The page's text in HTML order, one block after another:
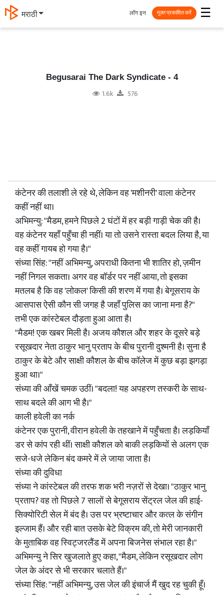
मराठी ☰
लॉग इन मुक्त प्रकाशित करें
Begusarai The Dark Syndicate - 4
1.6k 576
कंटेनर की तलाशी ले रहे थे, लेकिन वह 'मशीनरी' वाला कंटेनर
कहीं नहीं था।
अभिमन्यु: "मैडम, हमने पिछले 2 घंटों में हर बड़ी गाड़ी चेक की है।
वह कंटेनर यहाँ पहुँचा ही नहीं। या तो उसने रास्ता बदल लिया है, या
वह कहीं गायब हो गया है।"
संध्या सिंह: "नहीं अभिमन्यु, अपराधी कितना भी शातिर हो, ज़मीन
नहीं निगल सकता। अगर वह बॉर्डर पर नहीं आया, तो इसका
मतलब है कि वह 'लोकल' किसी की शरण में गया है। बेगूसराय के
आसपास ऐसी कौन सी जगह है जहाँ पुलिस का जाना मना है?"
तभी एक कांस्टेबल दौड़ता हुआ आता है।
"मैडम! एक खबर मिली है। अजय कौशल और शहर के दूसरे बड़े
रसूखदार नेता ठाकुर भानु प्रताप के बीच पुरानी दुश्मनी है। सुना है
ठाकुर के बेटे और साक्षी कौशल के बीच कॉलेज में कुछ बड़ा झगड़ा
हुआ था।"
संध्या की आँखें चमक उठीं। "बदला! यह अपहरण तस्करी के साथ-
साथ बदले की आग भी है।"
काली हवेली का नर्क
कंटेनर एक पुरानी, वीरान हवेली के तहखाने में पहुँचता है। लड़कियाँ
डर से कांप रही थीं। साक्षी कौशल को बाकी लड़कियों से अलग एक
सजे-धजे लेकिन बंद कमरे में ले जाया जाता है।
संध्या की दुविधा
संध्या ने कांस्टेबल की तरफ शक भरी नज़रों से देखा। "ठाकुर भानु
प्रताप? वह तो पिछले 7 सालों से बेगूसराय सेंट्रल जेल की हाई-
सिक्योरिटी सेल में बंद है। उस पर भ्रष्टाचार और कत्ल के संगीन
इल्जाम हैं। और रही बात उसके बेटे विक्रम की, तो मेरी जानकारी
के मुताबिक वह स्विट्जरलैंड में अपना बिजनेस संभाल रहा है।"
अभिमन्यु ने सिर खुजलाते हुए कहा, "मैडम, लेकिन रसूखदार लोग
जेल के अंदर से भी सरकार चलाते हैं।"
संध्या सिंह: "नहीं अभिमन्यु, उस जेल की इंचार्ज मैं खुद रह चुकी हूँ।